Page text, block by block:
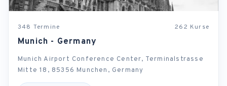
348 Termine 262 Kurse
Munich - Germany
Munich Airport Conference Center, Terminalstrasse
Mitte 18, 85356 Munchen, Germany